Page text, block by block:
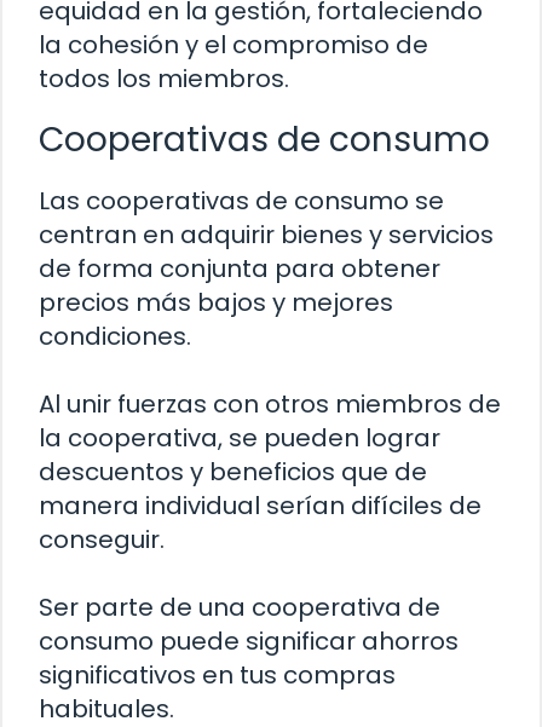
equidad en la gestión, fortaleciendo
la cohesión y el compromiso de
todos los miembros.
Cooperativas de consumo
Las cooperativas de consumo se
centran en adquirir bienes y servicios
de forma conjunta para obtener
precios más bajos y mejores
condiciones.
Al unir fuerzas con otros miembros de
la cooperativa, se pueden lograr
descuentos y beneficios que de
manera individual serían difíciles de
conseguir.
Ser parte de una cooperativa de
consumo puede significar ahorros
significativos en tus compras
habituales.